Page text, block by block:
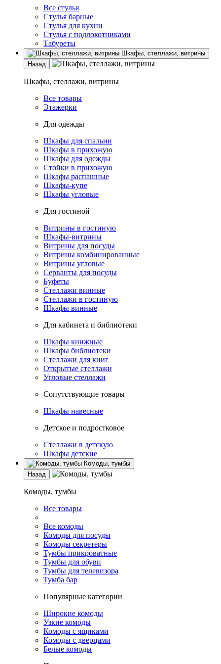
Все стулья
Стулья барные
Стулья для кухни
Стулья с подлокотниками
Табуреты
Шкафы, стеллажи, витрины
Назад
Шкафы, стеллажи, витрины
Все товары
Этажерки
Для одежды
Шкафы для спальни
Шкафы в прихожую
Шкафы для одежды
Стойки в прихожую
Шкафы распашные
Шкафы-купе
Шкафы угловые
Для гостиной
Витрины в гостиную
Шкафы-витрины
Витрины для посуды
Витрины комбинированные
Витрины угловые
Серванты для посуды
Буфеты
Стеллажи винные
Стеллажи в гостиную
Шкафы винные
Для кабинета и библиотеки
Шкафы книжные
Шкафы библиотеки
Стеллажи для книг
Открытые стеллажи
Угловые стеллажи
Сопутствующие товары
Шкафы навесные
Детское и подростковое
Стеллажи в детскую
Шкафы детские
Комоды, тумбы
Назад
Комоды, тумбы
Все товары
Все комоды
Комоды для посуды
Комоды секретеры
Тумбы прикроватные
Тумбы для обуви
Тумбы для телевизора
Тумба бар
Популярные категории
Широкие комоды
Узкие комоды
Комоды с ящиками
Комоды с дверцами
Белые комоды